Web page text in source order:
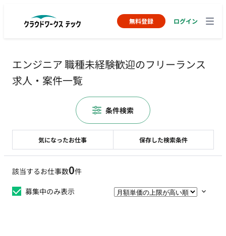
無料登録 ログイン
エンジニア 職種未経験歓迎のフリーランス
求人・案件一覧
該当するお仕事数0件
募集中のみ表示
気になったお仕事 保存した検索条件
条件検索